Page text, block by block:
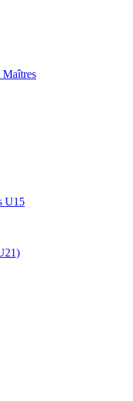
Maîtres
U15